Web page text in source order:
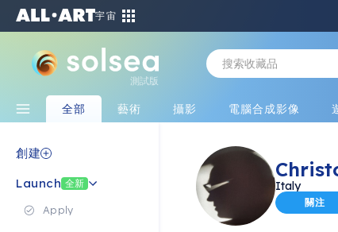
宇宙
測試版
全部 藝術 攝影 電腦合成影像
創建
Launch 全新
Apply
Italy
關注